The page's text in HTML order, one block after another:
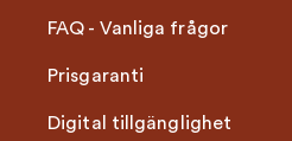
FAQ - Vanliga frågor
Prisgaranti
Digital tillgänglighet